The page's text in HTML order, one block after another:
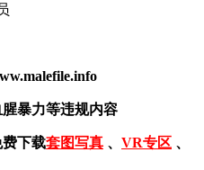
暴力等违规内容
下载套图写真 、 VR专区 、